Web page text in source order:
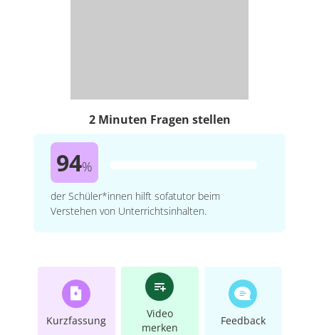
2 Minuten Fragen stellen
94%
der Schüler*innen hilft sofatutor beim
Verstehen von Unterrichtsinhalten.
Kurzfassung
Video
merken
Feedback